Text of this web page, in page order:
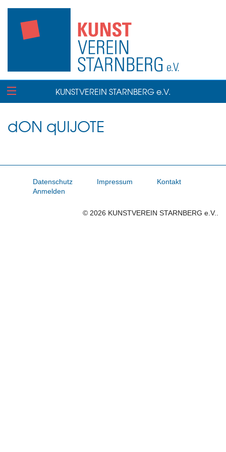
KUNSTVEREIN STARNBERG e.V.
dON qUIJOTE
Datenschutz Impressum
Kontakt
Anmelden
© 2026 KUNSTVEREIN STARNBERG e.V..